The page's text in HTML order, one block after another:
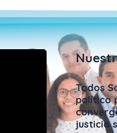
Todos
político
justicia